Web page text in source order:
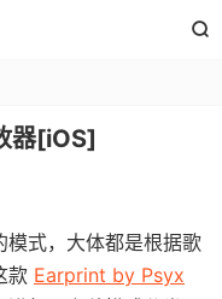

器[iOS]
模式，大体都是根据歌
款 Earprint by Psyx